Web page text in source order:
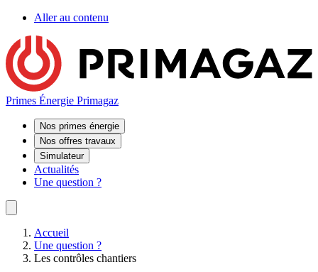
Aller au contenu
Primes Énergie Primagaz
Nos primes énergie
Nos offres travaux
Simulateur
Actualités
Une question ?
Accueil
Une question ?
Les contrôles chantiers